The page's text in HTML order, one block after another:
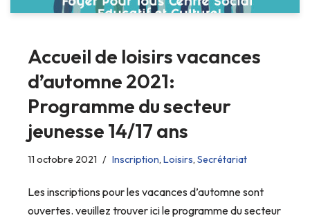
Accueil de loisirs vacances
d’automne 2021:
Programme du secteur
jeunesse 14/17 ans
11 octobre 2021 Inscription, Loisirs, Secrétariat
Les inscriptions pour les vacances d’automne sont
ouvertes. veuillez trouver ici le programme du secteur